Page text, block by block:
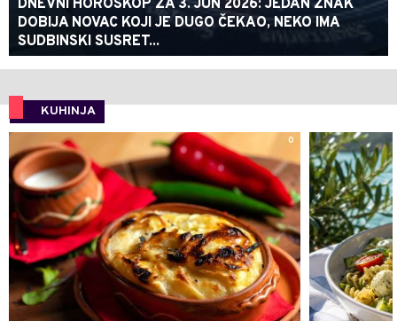
DNEVNI HOROSKOP ZA 3. JUN 2026: JEDAN ZNAK
DOBIJA NOVAC KOJI JE DUGO ČEKAO, NEKO IMA
SUDBINSKI SUSRET...
KUHINJA
0